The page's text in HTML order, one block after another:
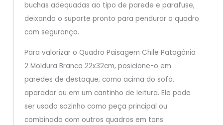
buchas adequadas ao tipo de parede e parafuse,
deixando o suporte pronto para pendurar o quadro
com segurança.
Para valorizar o Quadro Paisagem Chile Patagônia
2 Moldura Branca 22x32cm, posicione-o em
paredes de destaque, como acima do sofá,
aparador ou em um cantinho de leitura. Ele pode
ser usado sozinho como peça principal ou
combinado com outros quadros em tons